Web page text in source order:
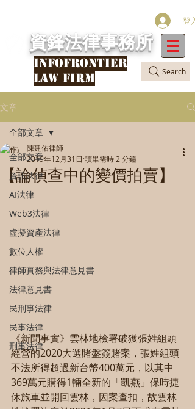
Search
登入
資鋒法律事務所
INFOFRONTIER
LAW FIRM
文章
全部文章
資訊法律
AI法律
Web3法律
虛擬資產法律
數位人權
律師實務與法律意見書
法律意見書
民刑事法律
民事法律
刑事法律
全部文章
【論偵查中的變價拍賣】
陳建佑律師
2019年12月31日 讀畢需時 2 分鐘
《新聞事實》雲林地檢署破獲張姓組頭
經營的2020大選賭盤簽賭案，張姓組頭
不法所得超過新台幣400萬元，以其中
369萬元購得1輛全新的「凱燕」保時捷
休旅車並開回雲林，因案查扣，故雲林